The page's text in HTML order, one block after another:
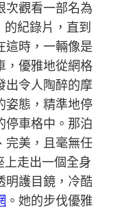
次觀看一部名為
紀錄片，直到
這時，一輛像是
，優雅地從網格
出令人陶醉的摩
姿態，精準地停
停車格中。那泊
完美，且毫無任
走出一個全身
明護目鏡，冷酷
。她的步伐優雅